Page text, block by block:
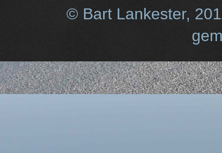
© Bart Lankester,